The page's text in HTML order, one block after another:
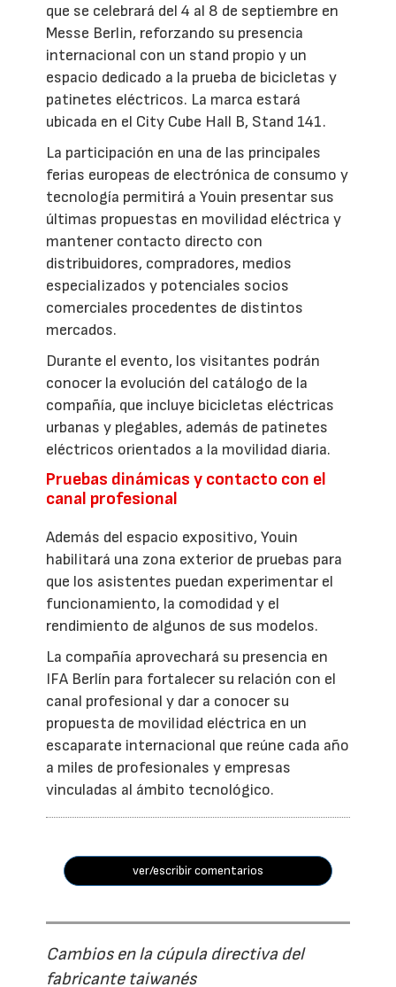
que se celebrará del 4 al 8 de septiembre en
Messe Berlin, reforzando su presencia
internacional con un stand propio y un
espacio dedicado a la prueba de bicicletas y
patinetes eléctricos. La marca estará
ubicada en el City Cube Hall B, Stand 141.
La participación en una de las principales
ferias europeas de electrónica de consumo y
tecnología permitirá a Youin presentar sus
últimas propuestas en movilidad eléctrica y
mantener contacto directo con
distribuidores, compradores, medios
especializados y potenciales socios
comerciales procedentes de distintos
mercados.
Durante el evento, los visitantes podrán
conocer la evolución del catálogo de la
compañía, que incluye bicicletas eléctricas
urbanas y plegables, además de patinetes
eléctricos orientados a la movilidad diaria.
Pruebas dinámicas y contacto con el
canal profesional
Además del espacio expositivo, Youin
habilitará una zona exterior de pruebas para
que los asistentes puedan experimentar el
funcionamiento, la comodidad y el
rendimiento de algunos de sus modelos.
La compañía aprovechará su presencia en
IFA Berlín para fortalecer su relación con el
canal profesional y dar a conocer su
propuesta de movilidad eléctrica en un
escaparate internacional que reúne cada año
a miles de profesionales y empresas
vinculadas al ámbito tecnológico.
ver/escribir comentarios
Cambios en la cúpula directiva del
fabricante taiwanés